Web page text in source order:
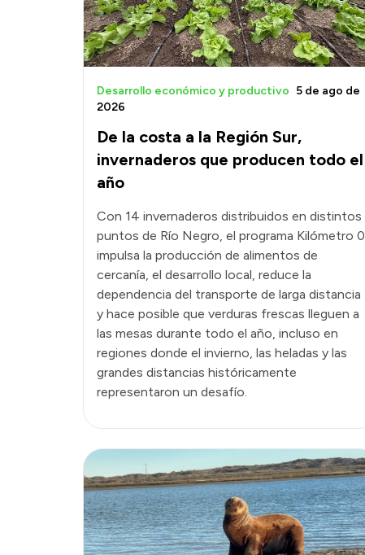
De la costa a la Región Sur,
invernaderos que producen todo el
año
Desarrollo económico y productivo 5 de ago de
2026
Con 14 invernaderos distribuidos en distintos
puntos de Río Negro, el programa Kilómetro 0
impulsa la producción de alimentos de
cercanía, el desarrollo local, reduce la
dependencia del transporte de larga distancia
y hace posible que verduras frescas lleguen a
las mesas durante todo el año, incluso en
regiones donde el invierno, las heladas y las
grandes distancias históricamente
representaron un desafío.